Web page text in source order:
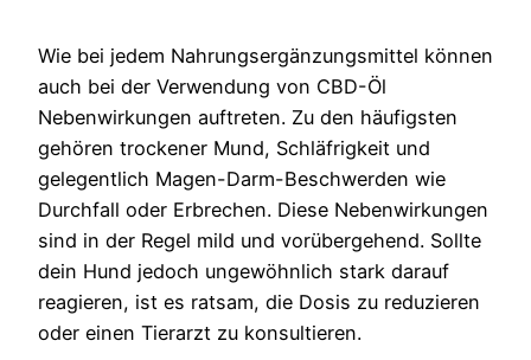
Wie bei jedem Nahrungsergänzungsmittel können
auch bei der Verwendung von CBD-Öl
Nebenwirkungen auftreten. Zu den häufigsten
gehören trockener Mund, Schläfrigkeit und
gelegentlich Magen-Darm-Beschwerden wie
Durchfall oder Erbrechen. Diese Nebenwirkungen
sind in der Regel mild und vorübergehend. Sollte
dein Hund jedoch ungewöhnlich stark darauf
reagieren, ist es ratsam, die Dosis zu reduzieren
oder einen Tierarzt zu konsultieren.